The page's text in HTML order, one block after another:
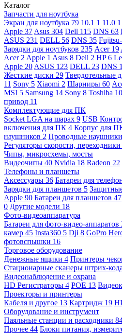
Каталог
Запчасти для ноутбука
Экран для ноутбука 79 10.1 1 11.0 1
Apple 37 Asus 304 Dell 115 DNS 63
ASUS 231 DELL 56 DNS 35
Зарядки для ноутбуков 235 Acer 19
Acer 2 Apple 1 Asus 8 Dell 2 HP6
Apple 20 ASUS 123 DELL 23 DNS
Жесткие диски 29 Твердотельные
11 Sony 5 Xiaomi 2 Шарниры 60
MSI 5 Samsung 14 Sony 8 Toshiba 10
привод 11
Комплектующие для ПК
Socket LGA на шарах 9 USB
включения для ПК 4 Корпус для
наушников 2 Проводные наушники
Регуляторы скорости, переходники
Чипы, микросхемы, мосты
Видеочипы 40 Nvidia 18 Radeon 22
Телефоны и планшеты
Аксессуары 36 Батареи для
Зарядки для планшетов 5
Apple 90 Батареи для планшетов 47
0 Другие модели 18
Фото-видеоаппаратура
Батареи для фото-видео-аппаратов
камер 45 Insta360 5 Dji 8 GoPro
фотовспышки 16
Торговое оборудование
Денежные ящики 4 Принтеры
Стационарные сканеры штрих-кода
Видеонаблюдение и охрана
HD Регистраторы 4 POE 13
Проекторы и принтеры
Кабеля и другое 13 Картридж 19
Оборудование и инструмент
Паяльные станции и расходники
Прочее 44 Блоки питания,